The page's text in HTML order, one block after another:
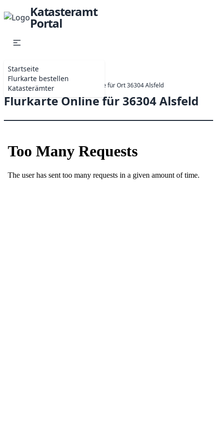
Katasteramt
Portal
Startseite
Flurkarte bestellen
Katasterämter
Startseite Online-Antrag Flurkarte für Ort 36304 Alsfeld
Flurkarte Online für 36304 Alsfeld